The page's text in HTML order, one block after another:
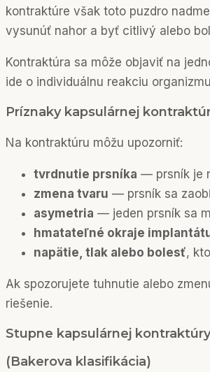
kontraktúre však toto puzdro
vysunúť nahor a byť citlivý alebo
Kontraktúra sa môže objaviť na
ide o individuálnu reakciu
Príznaky kapsulárnej
Na kontraktúru môžu upozorniť:
tvrdnutie prsníka — prsník je
zmena tvaru — prsník sa
asymetria — jeden prsník sa
hmatateľné okraje
napätie, tlak alebo bolesť,
Ak spozorujete tuhnutie alebo
riešenie.
Stupne kapsulárnej kontraktúry
(Bakerova klasifikácia)